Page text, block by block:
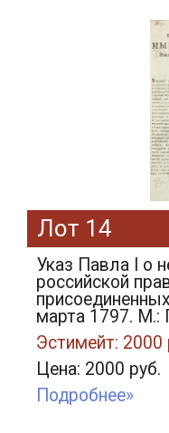
Лот 14
Указ Павла I о
российской
марта 1797. М.:
Эстимейт: 2000
Цена: 2000 руб.
Подробнее»